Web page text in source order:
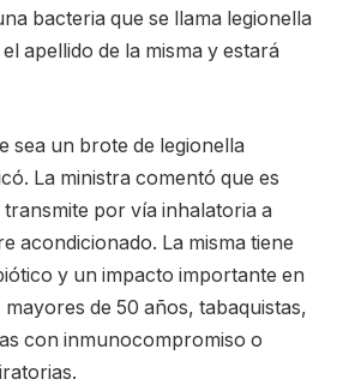
bacteria que se llama legionella
apellido de la misma y estará
sea un brote de legionella
La ministra comentó que es
por vía inhalatoria a
acondicionado. La misma tiene
y un impacto importante en
de 50 años, tabaquistas,
con inmunocompromiso o